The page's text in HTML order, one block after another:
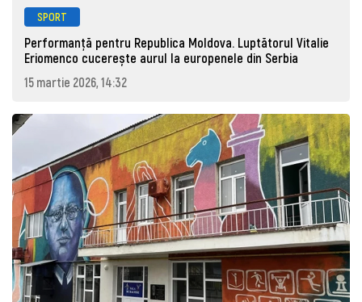
SPORT
Performanță pentru Republica Moldova. Luptătorul Vitalie
Eriomenco cucerește aurul la europenele din Serbia
15 martie 2026, 14:32